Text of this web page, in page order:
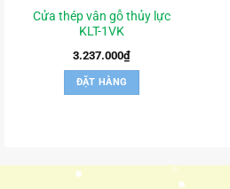
Cửa thép vân gỗ thủy lực
KLT-1VK
3.237.000₫
ĐẶT HÀNG